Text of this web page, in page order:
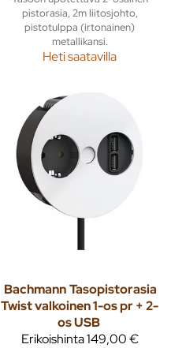
pistorasia, 2m liitosjohto,
pistotulppa (irtonainen)
metallikansi.
Heti saatavilla
BachmannTasopistorasia
Twist valkoinen 1-os pr + 2-
os USB
Erikoishinta149,00 €